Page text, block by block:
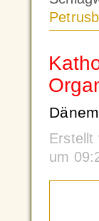
Erstellt
um